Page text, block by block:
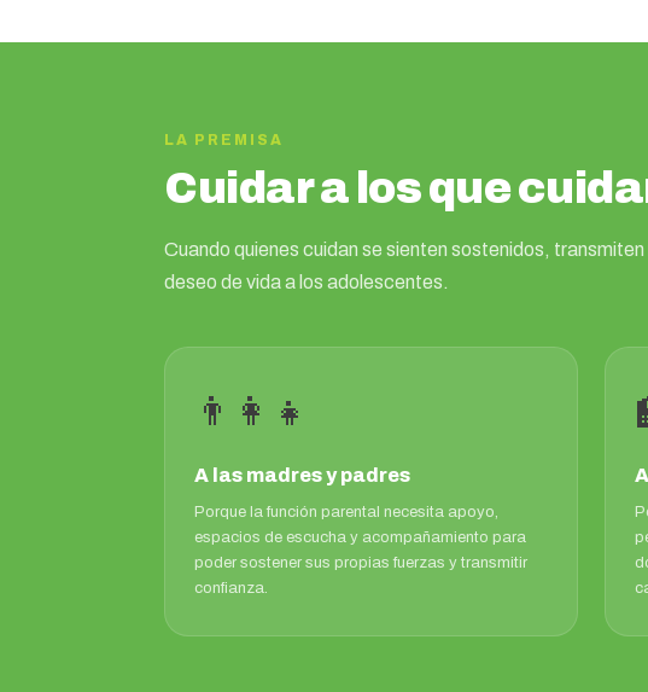
LA PREMISA
Cuidar a los que
Cuando quienes cuidan se sienten sostenidos,
deseo de vida a los adolescentes.
👨‍👩‍👧
A las madres y padres
Porque la función parental necesita apoyo,
espacios de escucha y acompañamiento para
poder sostener sus propias fuerzas y transmitir
confianza.